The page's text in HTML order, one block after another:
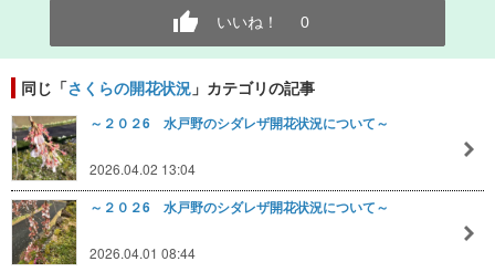
いいね！ 0
同じ「さくらの開花状況 」カテゴリの記事
～２０２6 水戸野のシダレザ開花状況について～
2026.04.02 13:04
～２０２6 水戸野のシダレザ開花状況について～
2026.04.01 08:44